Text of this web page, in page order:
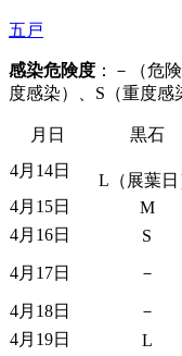
五戸
感染危険度 ：－（危
度感染）、S（重度感
月日 黒石
4月14日
L（展葉日
4月15日
M
4月16日
S
4月17日 －
4月18日
－
4月19日
L